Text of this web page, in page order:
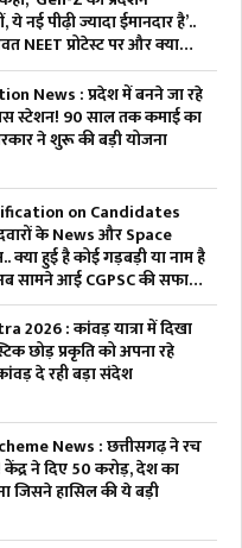
ये नई पीढ़ी ज्यादा ईमानदार है’..
NEET प्रोटेस्ट पर और क्या
News : प्रदेश में बनने जा रहे
स्टेशन! 90 साल तक कमाई का
ने शुरू की बड़ी योजना
on Candidates
के News और Space
क्या हुई है कोई गड़बड़ी या नाम है
सामने आई CGPSC की सफाई,
2026 : कांवड़ यात्रा में दिखा
छोड़ प्रकृति को अपना रहे
दे रही बड़ा संदेश
News : छत्तीसगढ़ ने रच
केंद्र ने दिए 50 करोड़, देश का
जिसने हासिल की ये बड़ी